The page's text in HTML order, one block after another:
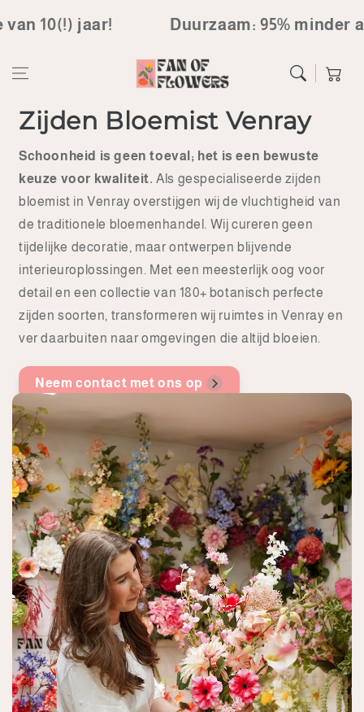
de inhoud
jaar! Duurzaam: 95% minder afval
Zijden Bloemist Venray
Schoonheid is geen toeval; het is een bewuste
keuze voor kwaliteit. Als gespecialiseerde zijden
bloemist in Venray overstijgen wij de vluchtigheid van
de traditionele bloemenhandel. Wij cureren geen
tijdelijke decoratie, maar ontwerpen blijvende
interieuroplossingen. Met een meesterlijk oog voor
detail en een collectie van 180+ botanisch perfecte
zijden soorten, transformeren wij ruimtes in Venray en
ver daarbuiten naar omgevingen die altijd bloeien.
Neem contact met ons op